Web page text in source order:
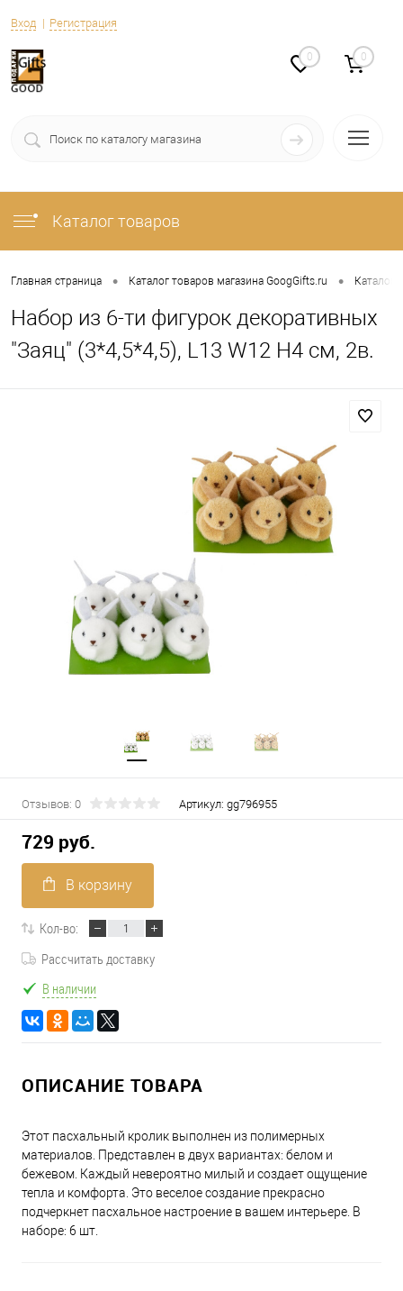
Вход Регистрация
0 0
Каталог товаров
Главная страница • Каталог товаров магазина GoogGifts.ru • Каталог
Набор из 6-ти фигурок декоративных
"Заяц" (3*4,5*4,5), L13 W12 H4 см, 2в.
Отзывов: 0 Артикул: gg796955
729 руб.
В корзину
Кол-во:
Рассчитать доставку
В наличии
ОПИСАНИЕ ТОВАРА
Этот пасхальный кролик выполнен из полимерных
материалов. Представлен в двух вариантах: белом и
бежевом. Каждый невероятно милый и создает ощущение
тепла и комфорта. Это веселое создание прекрасно
подчеркнет пасхальное настроение в вашем интерьере. В
наборе: 6 шт.